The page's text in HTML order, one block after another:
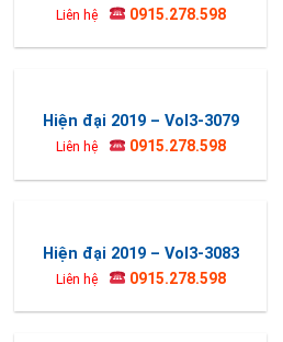
Liên hệ 0915.278.598
Hiện đại 2019 – Vol3-3079
Liên hệ 0915.278.598
Hiện đại 2019 – Vol3-3083
Liên hệ 0915.278.598